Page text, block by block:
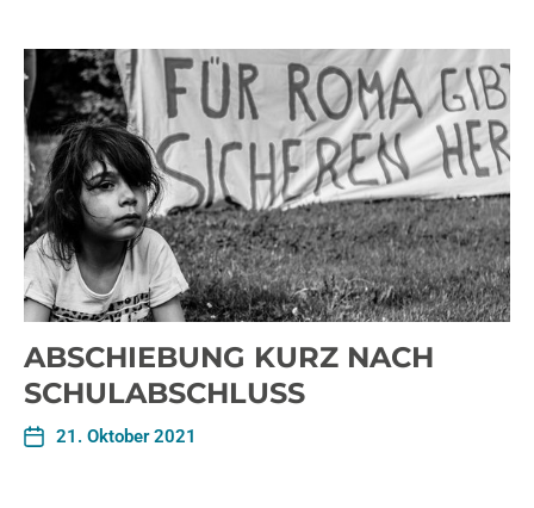
ABSCHIEBUNG KURZ NACH
SCHULABSCHLUSS
21. Oktober 2021